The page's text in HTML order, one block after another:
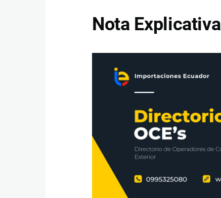
Nota Explicativa